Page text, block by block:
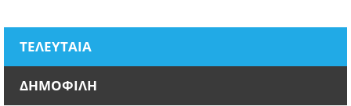
ΤΕΛΕΥΤΑΙΑ
ΔΗΜΟΦΙΛΗ